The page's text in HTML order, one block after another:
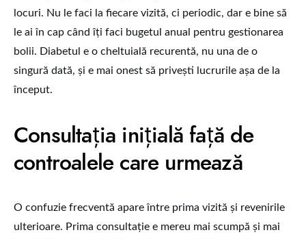
locuri. Nu le faci la fiecare vizită, ci periodic, dar e bine să
le ai în cap când îți faci bugetul anual pentru gestionarea
bolii. Diabetul e o cheltuială recurentă, nu una de o
singură dată, și e mai onest să privești lucrurile așa de la
început.
Consultația inițială față de
controalele care urmează
O confuzie frecventă apare între prima vizită și revenirile
ulterioare. Prima consultație e mereu mai scumpă și mai